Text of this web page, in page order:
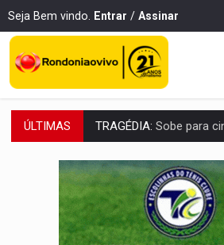
Seja Bem vindo. Entrar / Assinar
ÚLTIMAS TRANSPORTE DE
DEEPFAKE:Sancionada lei
COLEGIADO:Brasil e Rússia
URGENTE:Colisão entre